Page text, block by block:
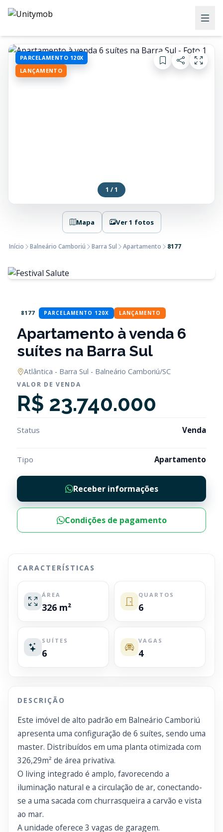
PARCELAMENTO 120X
LANÇAMENTO
1 / 1
Mapa Ver 1 fotos
Início Balneário Camboriú Barra Sul Apartamento 8177
8177 PARCELAMENTO 120X LANÇAMENTO
Apartamento à venda 6
suítes na Barra Sul
Atlântica - Barra Sul - Balneário Camboriú/SC
VALOR DE VENDA
R$ 23.740.000
Status Venda
Tipo Apartamento
Receber informações
Condições de pagamento
CARACTERÍSTICAS
ÁREA
326 m²
QUARTOS
6
SUÍTES
6
VAGAS
4
DESCRIÇÃO
Este imóvel de alto padrão em Balneário Camboriú
apresenta uma configuração de 6 suítes, sendo uma
master. Distribuídos em uma planta otimizada com
326,29m² de área privativa.
O living integrado é amplo, favorecendo a
iluminação natural e a circulação de ar, conectando-
se a uma sacada com churrasqueira a carvão e vista
ao mar.
A unidade oferece 3 vagas de garagem.